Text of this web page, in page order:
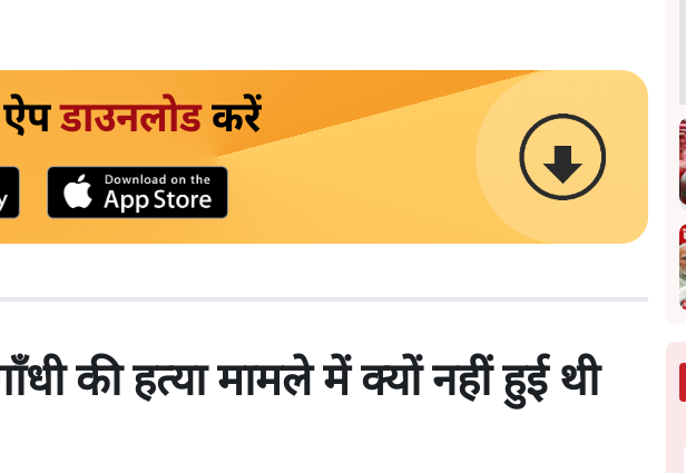
ऐपडाउनलोडकरें
की हत्या मामले में क्यों नहीं हुई थी